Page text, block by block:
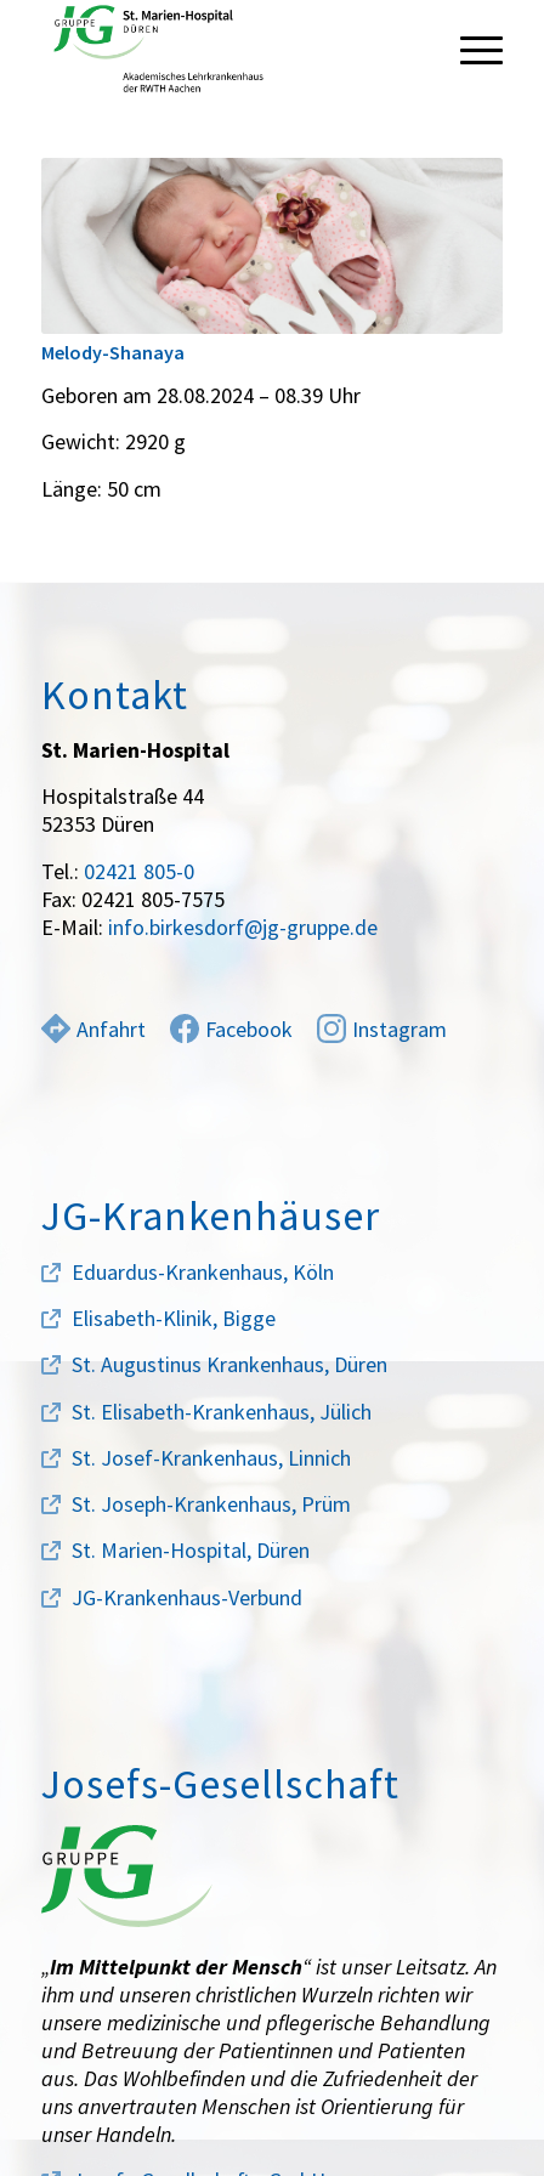
Melody-Shanaya
Geboren am 28.08.2024 – 08.39 Uhr
Gewicht: 2920 g
Länge: 50 cm
Kontakt
St. Marien-Hospital
Hospitalstraße 44
52353 Düren
Tel.: 02421 805-0
Fax: 02421 805-7575
E-Mail: info.birkesdorf@jg-gruppe.de
Anfahrt Facebook Instagram
JG-Krankenhäuser
Eduardus-Krankenhaus, Köln
Elisabeth-Klinik, Bigge
St. Augustinus Krankenhaus, Düren
St. Elisabeth-Krankenhaus, Jülich
St. Josef-Krankenhaus, Linnich
St. Joseph-Krankenhaus, Prüm
St. Marien-Hospital, Düren
JG-Krankenhaus-Verbund
Josefs-Gesellschaft
„Im Mittelpunkt der Mensch“ ist unser Leitsatz. An
ihm und unseren christlichen Wurzeln richten wir
unsere medizinische und pflegerische Behandlung
und Betreuung der Patientinnen und Patienten
aus. Das Wohlbefinden und die Zufriedenheit der
uns anvertrauten Menschen ist Orientierung für
unser Handeln.